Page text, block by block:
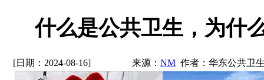
什么是公共卫生，为什
[日期：2024-08-16] 来源： NM 作者：华东公共卫